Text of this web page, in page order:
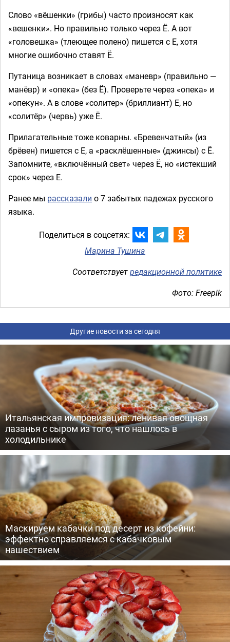
Слово «вёшенки» (грибы) часто произносят как
«вешенки». Но правильно только через Ё. А вот
«головешка» (тлеющее полено) пишется с Е, хотя
многие ошибочно ставят Ё.
Путаница возникает в словах «маневр» (правильно —
манёвр) и «опека» (без Ё). Проверьте через «опека» и
«опекун». А в слове «солитер» (бриллиант) Е, но
«солитёр» (червь) уже Ё.
Прилагательные тоже коварны. «Бревенчатый» (из
брёвен) пишется с Е, а «расклёшенные» (джинсы) с Ё.
Запомните, «включённый свет» через Ё, но «истекший
срок» через Е.
Ранее мы рассказали о 7 забытых падежах русского
языка.
Поделиться в соцсетях:
Марина Тушина
Соответствуетредакционной политике
Фото: Freepik
Другие новости за сегодня
Итальянская импровизация: ленивая овощная
лазанья с сыром из того, что нашлось в
холодильнике
Маскируем кабачки под десерт из кофейни:
эффектно справляемся с кабачковым
нашествием